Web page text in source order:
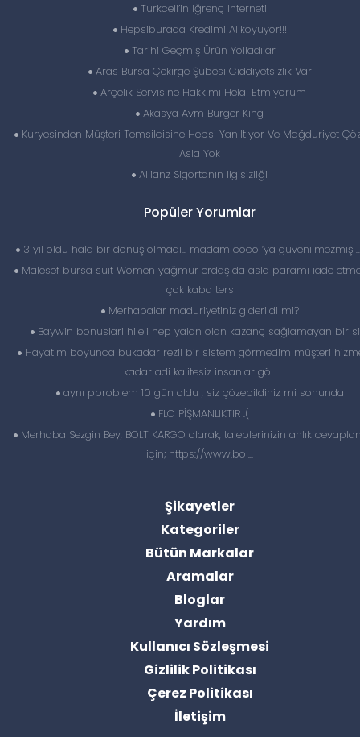
Turkcell’in Iğrenç Interneti
Hepsiburada Kredimi Alıkoyuyor!!!
Tarihi Geçmiş Ürün Yolladılar
Aras Bursa Çekirge Şubesi Ciddiyetsizlik Var
Arçelik Servisine Hakkımı Helal Etmiyorum
Akasya Avm Burger King
Kuryesinden Müşteri Temsilcisine Hepsi Yanıltıyor Ve Mağduriyet
Asla Yok
Allianz Sigortanın Ilgisizliği
Popüler Yorumlar
3 yıl oldu hala bir dönüş olmadı… madam coco ‘ya güvenilmezmiş
Malesef bursa suit Women yağmur erdaş da asla paramı iade
çok kaba ters
Merhabalar maduriyetiniz giderildi mi?
Baywin bonuslari hileli hep yalan olan kazanç sağlamayan bir
Hayatım boyunca bukadar rezil bir sistem görmedim müşteri
kadar adi kalitesiz insanlar gö...
aynı pproblem 10 gün oldu , siz çözebildiniz mi sonunda
FLO PİŞMANLIKTIR :(
Merhaba Sezgin Bey, BOLT KARGO olarak, taleplerinizin anlık
için; https://www.bol...
Şikayetler
Kategoriler
Bütün Markalar
Aramalar
Bloglar
Yardım
Kullanıcı Sözleşmesi
Gizlilik Politikası
Çerez Politikası
İletişim